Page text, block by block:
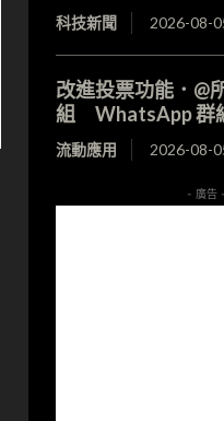
科技新聞 2026-08-
改進投票功能．@
組 WhatsApp 群
流動應用 2026-08-
- 廣告 -